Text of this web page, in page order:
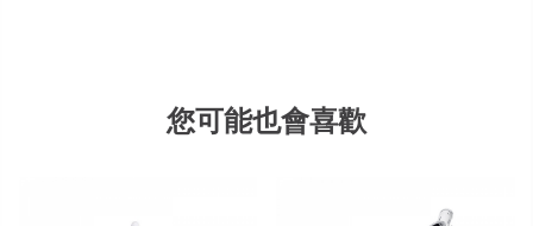
您可能也會喜歡